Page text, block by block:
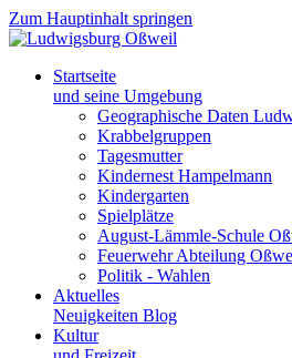
Zum Hauptinhalt springen
Startseite
und seine Umgebung
Geographische Daten
Krabbelgruppen
Tagesmutter
Kindernest Hampelmann
Kindergarten
Spielplätze
August-Lämmle-Schule
Feuerwehr Abteilung
Politik - Wahlen
Aktuelles
Neuigkeiten Blog
Kultur